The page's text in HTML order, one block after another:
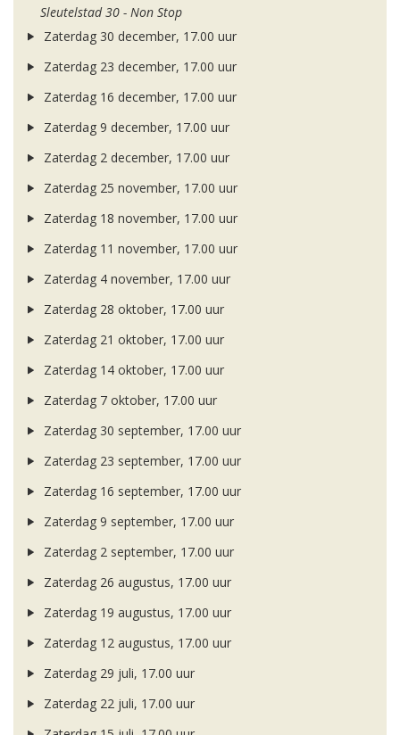
Sleutelstad 30 - Non Stop
Zaterdag 30 december, 17.00 uur
Zaterdag 23 december, 17.00 uur
Zaterdag 16 december, 17.00 uur
Zaterdag 9 december, 17.00 uur
Zaterdag 2 december, 17.00 uur
Zaterdag 25 november, 17.00 uur
Zaterdag 18 november, 17.00 uur
Zaterdag 11 november, 17.00 uur
Zaterdag 4 november, 17.00 uur
Zaterdag 28 oktober, 17.00 uur
Zaterdag 21 oktober, 17.00 uur
Zaterdag 14 oktober, 17.00 uur
Zaterdag 7 oktober, 17.00 uur
Zaterdag 30 september, 17.00 uur
Zaterdag 23 september, 17.00 uur
Zaterdag 16 september, 17.00 uur
Zaterdag 9 september, 17.00 uur
Zaterdag 2 september, 17.00 uur
Zaterdag 26 augustus, 17.00 uur
Zaterdag 19 augustus, 17.00 uur
Zaterdag 12 augustus, 17.00 uur
Zaterdag 29 juli, 17.00 uur
Zaterdag 22 juli, 17.00 uur